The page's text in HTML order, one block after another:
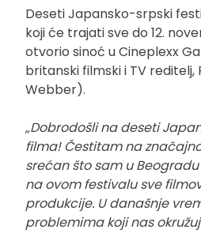
Deseti Japansko-srpski
koji će trajati sve do 12.
otvorio sinoć u Cineplexx
britanski filmski i TV
Webber).
„Dobrodošli na deseti
filma! Čestitam na
srećan što sam u
na ovom festivalu sve
produkcije. U današnje
problemima koji nas